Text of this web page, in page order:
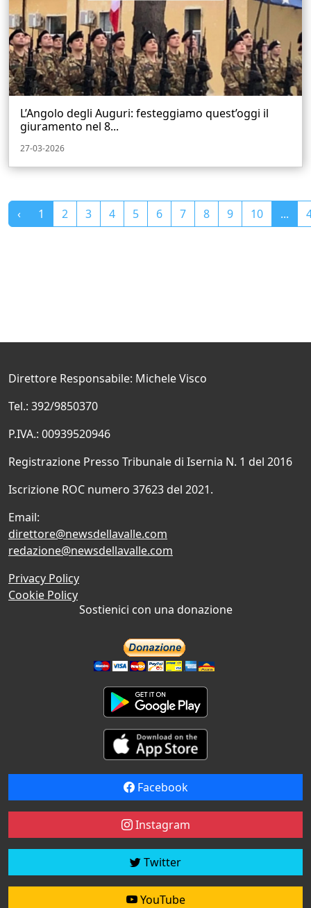
L’Angolo degli Auguri: festeggiamo quest’oggi il
giuramento nel 8...
27-03-2026
‹ 1 2 3 4 5 6 7 8 9 10 ...
Direttore Responsabile: Michele Visco
Tel.: 392/9850370
P.IVA.: 00939520946
Registrazione Presso Tribunale di Isernia N. 1 del 2016
Iscrizione ROC numero 37623 del 2021.
Email:
direttore@newsdellavalle.com
redazione@newsdellavalle.com
Privacy Policy
Cookie Policy
Sostienici con una donazione
Facebook
Instagram
Twitter
YouTube